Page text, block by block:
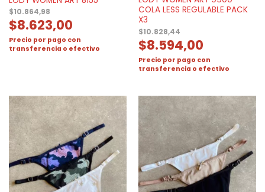
$10.864,98
$8.623,00
Precio por pago con
transferencia o efectivo
COLA LESS REGULABLE PACK
X3
$10.828,44
$8.594,00
Precio por pago con
transferencia o efectivo